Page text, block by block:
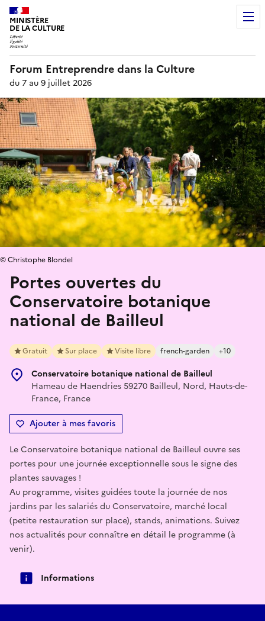
MINISTÈRE
DE LA CULTURE
Forum Entreprendre dans la Culture
du 7 au 9 juillet 2026
Portes ouvertes du
Conservatoire botanique
national de Bailleul
Gratuit Sur place Visite libre french-garden +10
Conservatoire botanique national de Bailleul
Hameau de Haendries 59270 Bailleul, Nord, Hauts-de-
France, France
Ajouter à mes favoris
© Christophe Blondel
Le Conservatoire botanique national de Bailleul ouvre ses
portes pour une journée exceptionnelle sous le signe des
plantes sauvages !
Au programme, visites guidées toute la journée de nos
jardins par les salariés du Conservatoire, marché local
(petite restauration sur place), stands, animations. Suivez
nos actualités pour connaître en détail le programme (à
venir).
Informations